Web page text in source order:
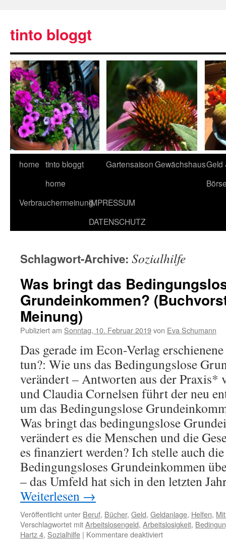
tinto bloggt
home tinto bloggt
home
GartensaisonGewächshausGeld
VerbrauchermeinungIMPRESSUM
DATENSCHUTZ
Schlagwort-Archive: Sozialhilfe
Was bringt das
Grundeinkommen?
Meinung)
Publiziert am Sonntag, 10. Februar 2019von Eva Schumann
Das gerade im Econ-Verlag
tun?: Wie uns das Bedingungslose
verändert – Antworten aus der Praxis*
und Claudia Cornelsen führt der neu
um das Bedingungslose
Was bringt das bedingungslose
verändert es die Menschen und die
es finanziert werden? Ich stelle auch
Bedingungsloses Grundeinkommen
– das Umfeld hat sich in den letzten
Weiterlesen →
Veröffentlicht unter Beruf, Bücher, Geld, Geldanlage, Helfen,
Verschlagwortet mitArbeitslosengeld, Arbeitslosigkeit,
Hartz 4, Sozialhilfe | Kommentare deaktiviert